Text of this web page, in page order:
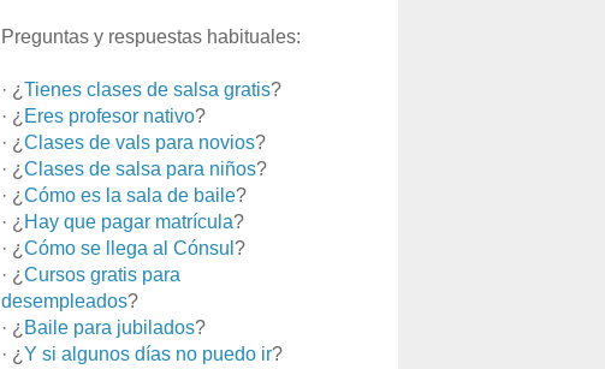
Preguntas y respuestas habituales:
· ¿ Tienes clases de salsa gratis?
· ¿ Eres profesor nativo?
· ¿ Clases de vals para novios?
· ¿ Clases de salsa para niños?
· ¿ Cómo es la sala de baile?
· ¿ Hay que pagar matrícula?
· ¿ Cómo se llega al Cónsul ?
· ¿ Cursos gratis para
desempleados?
· ¿ Baile para jubilados?
· ¿ Y si algunos días no puedo ir?